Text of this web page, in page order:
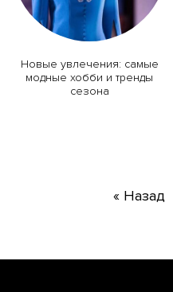
Новые увлечения: самые
модные хобби и тренды
сезона
« Назад